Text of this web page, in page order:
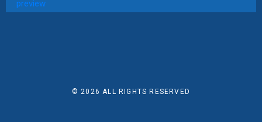
© 2026 ALL RIGHTS RESERVED